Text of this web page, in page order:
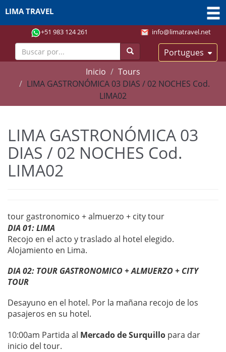
+51 983 124 261 info@limatravel.net
Portugues
LIMA TRAVEL
Inicio
Tours
LIMA GASTRONÓMICA 03 DIAS / 02 NOCHES Cod.
LIMA02
LIMA GASTRONÓMICA 03
DIAS / 02 NOCHES Cod.
LIMA02
tour gastronomico + almuerzo + city tour
DIA 01: LIMA
Recojo en el acto y traslado al hotel elegido.
Alojamiento en Lima.
DIA 02: TOUR GASTRONOMICO + ALMUERZO + CITY
TOUR
Desayuno en el hotel. Por la mañana recojo de los
pasajeros en su hotel.
10:00am Partida al Mercado de Surquillo para dar
inicio del tour.